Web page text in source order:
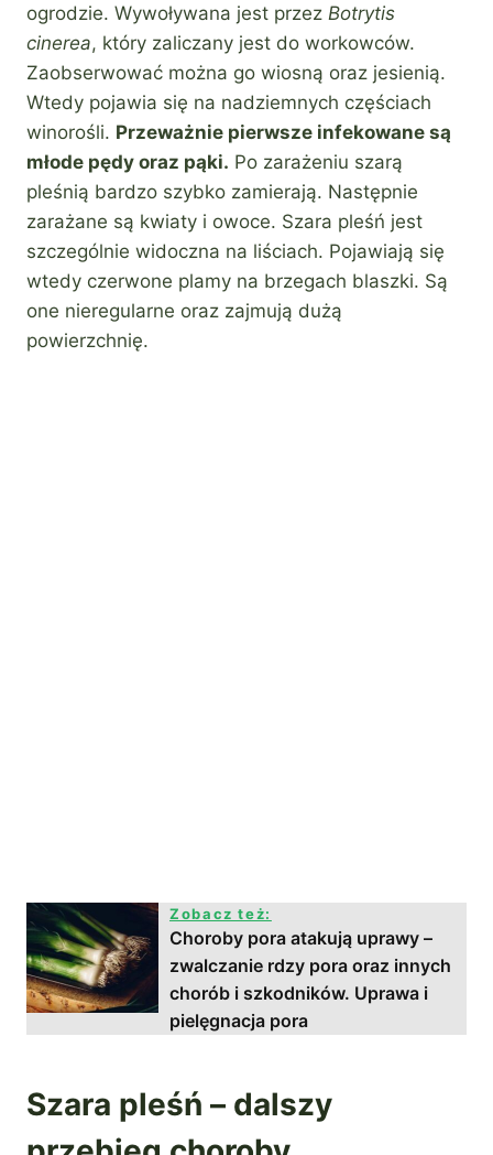
ogrodzie. Wywoływana jest przez Botrytis
cinerea, który zaliczany jest do workowców.
Zaobserwować można go wiosną oraz jesienią.
Wtedy pojawia się na nadziemnych częściach
winorośli. Przeważnie pierwsze infekowane są
młode pędy oraz pąki. Po zarażeniu szarą
pleśnią bardzo szybko zamierają. Następnie
zarażane są kwiaty i owoce. Szara pleśń jest
szczególnie widoczna na liściach. Pojawiają się
wtedy czerwone plamy na brzegach blaszki. Są
one nieregularne oraz zajmują dużą
powierzchnię.
Zobacz też:
Choroby pora atakują uprawy –
zwalczanie rdzy pora oraz innych
chorób i szkodników. Uprawa i
pielęgnacja pora
Szara pleśń – dalszy